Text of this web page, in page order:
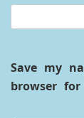
Save my
browser